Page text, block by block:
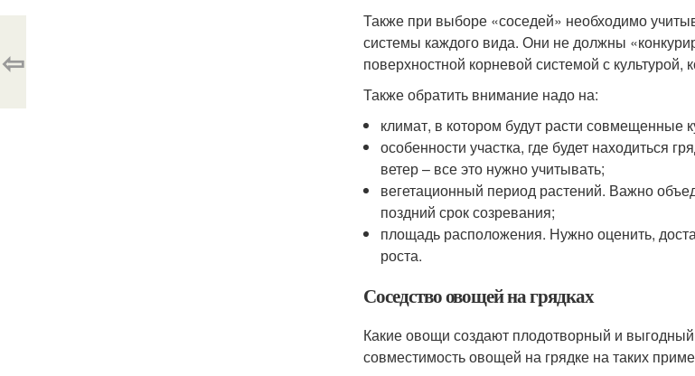
Также при выборе «соседей» необходимо
системы каждого вида. Они не должны
поверхностной корневой системой с культурой,
Также обратить внимание надо на:
климат, в котором будут расти совмещенные
особенности участка, где будет находиться
ветер – все это нужно учитывать;
вегетационный период растений. Важно
поздний срок созревания;
площадь расположения. Нужно оценить,
роста.
Соседство овощей на грядках
Какие овощи создают плодотворный и
совместимость овощей на грядке на таких
⇦